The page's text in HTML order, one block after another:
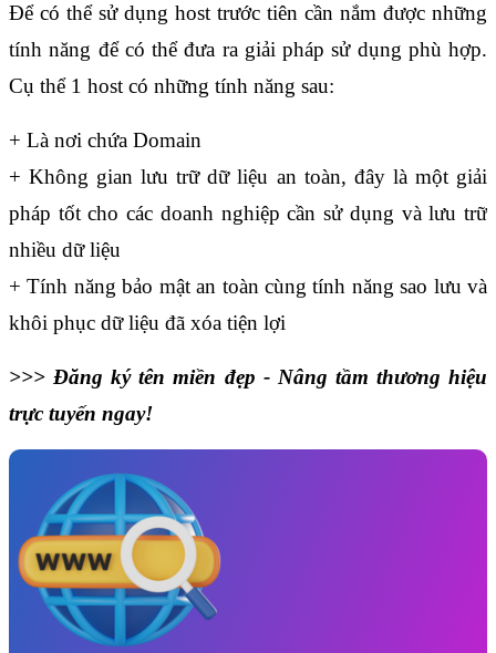
Để có thể sử dụng host trước tiên cần nắm được những
tính năng để có thể đưa ra giải pháp sử dụng phù hợp.
Cụ thể 1 host có những tính năng sau:
+ Là nơi chứa Domain
+ Không gian lưu trữ dữ liệu an toàn, đây là một giải
pháp tốt cho các doanh nghiệp cần sử dụng và lưu trữ
nhiều dữ liệu
+ Tính năng bảo mật an toàn cùng tính năng sao lưu và
khôi phục dữ liệu đã xóa tiện lợi
>>> Đăng ký tên miền đẹp - Nâng tầm thương hiệu
trực tuyến ngay!